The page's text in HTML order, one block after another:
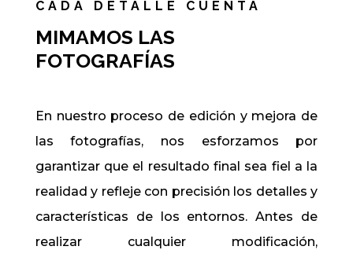
CADA DETALLE CUENTA
MIMAMOS LAS
FOTOGRAFÍAS
En nuestro proceso de edición y mejora de
las fotografías, nos esforzamos por
garantizar que el resultado final sea fiel a la
realidad y refleje con precisión los detalles y
características de los entornos. Antes de
realizar cualquier modificación,